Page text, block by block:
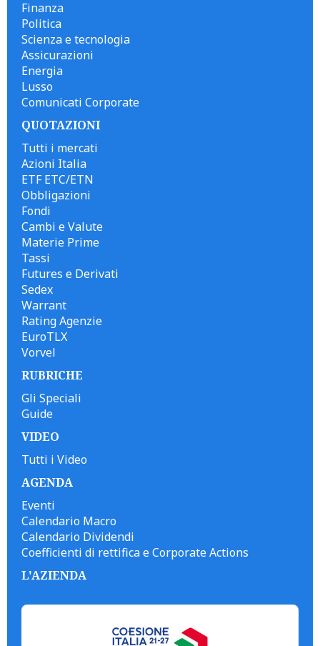
Finanza
Politica
Scienza e tecnologia
Assicurazioni
Energia
Lusso
Comunicati Corporate
QUOTAZIONI
Tutti i mercati
Azioni Italia
ETF ETC/ETN
Obbligazioni
Fondi
Cambi e Valute
Materie Prime
Tassi
Futures e Derivati
Sedex
Warrant
Rating Agenzie
EuroTLX
Vorvel
RUBRICHE
Gli Speciali
Guide
VIDEO
Tutti i Video
AGENDA
Eventi
Calendario Macro
Calendario Dividendi
Coefficienti di rettifica e Corporate Actions
L'AZIENDA